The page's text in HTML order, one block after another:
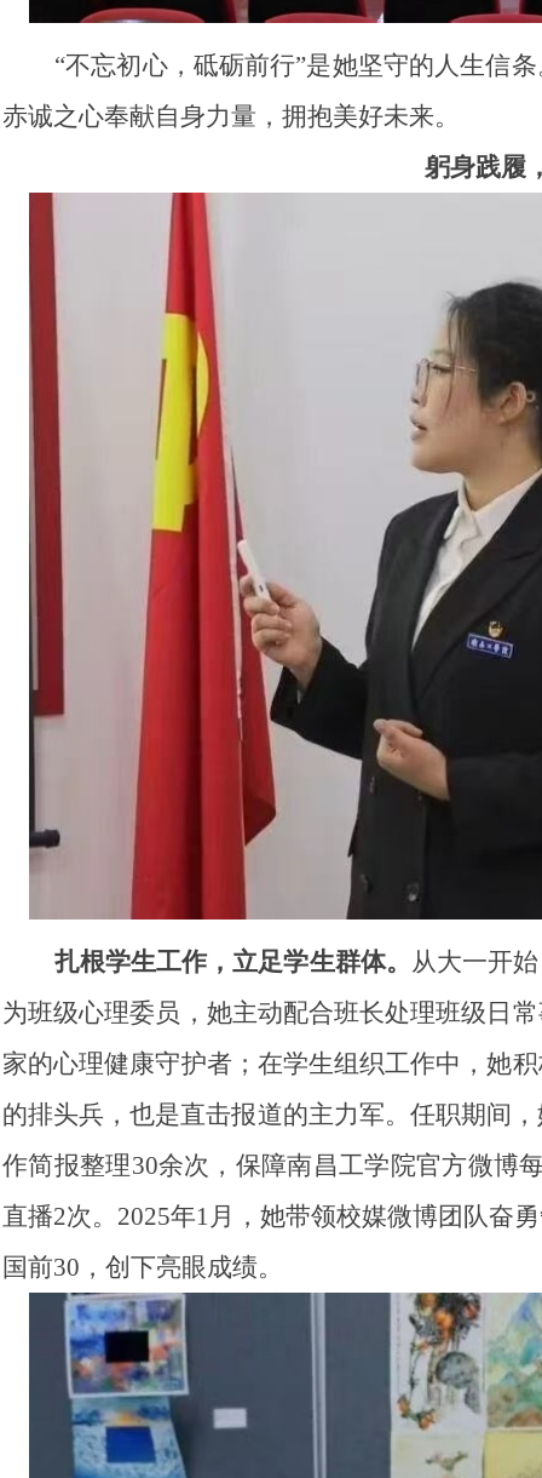
“不忘初心，砥砺前行”是她坚守的人生信
赤诚之心奉献自身力量，拥抱美好未来。
躬身践履
扎根学生工作，立足学生群体。 从大一开
为班级心理委员，她主动配合班长处理班级日
家的心理健康守护者；在学生组织工作中，她
的排头兵，也是直击报道的主力军。任职期间
作简报整理30余次，保障南昌工学院官方微博
直播2次。2025年1月，她带领校媒微博团队奋
国前30，创下亮眼成绩。